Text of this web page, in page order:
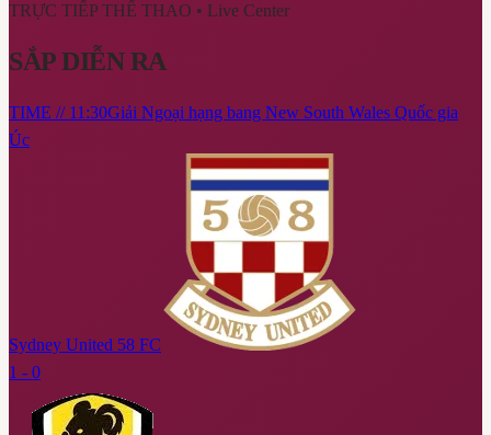
TRỰC TIẾP THỂ THAO • Live Center
SẮP DIỄN RA
TIME // 11:30Giải Ngoại hạng bang New South Wales Quốc gia
Úc
Sydney United 58 FC
1 - 0